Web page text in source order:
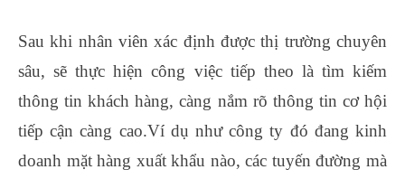
Sau khi nhân viên xác định được thị trường chuyên
sâu, sẽ thực hiện công việc tiếp theo là tìm kiếm
thông tin khách hàng, càng nắm rõ thông tin cơ hội
tiếp cận càng cao.Ví dụ như công ty đó đang kinh
doanh mặt hàng xuất khẩu nào, các tuyến đường mà